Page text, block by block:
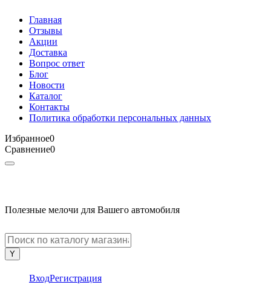
Главная
Отзывы
Акции
Доставка
Вопрос ответ
Блог
Новости
Каталог
Контакты
Политика обработки персональных данных
Избранное0
Сравнение0
Полезные мелочи для Вашего автомобиля
ВходРегистрация